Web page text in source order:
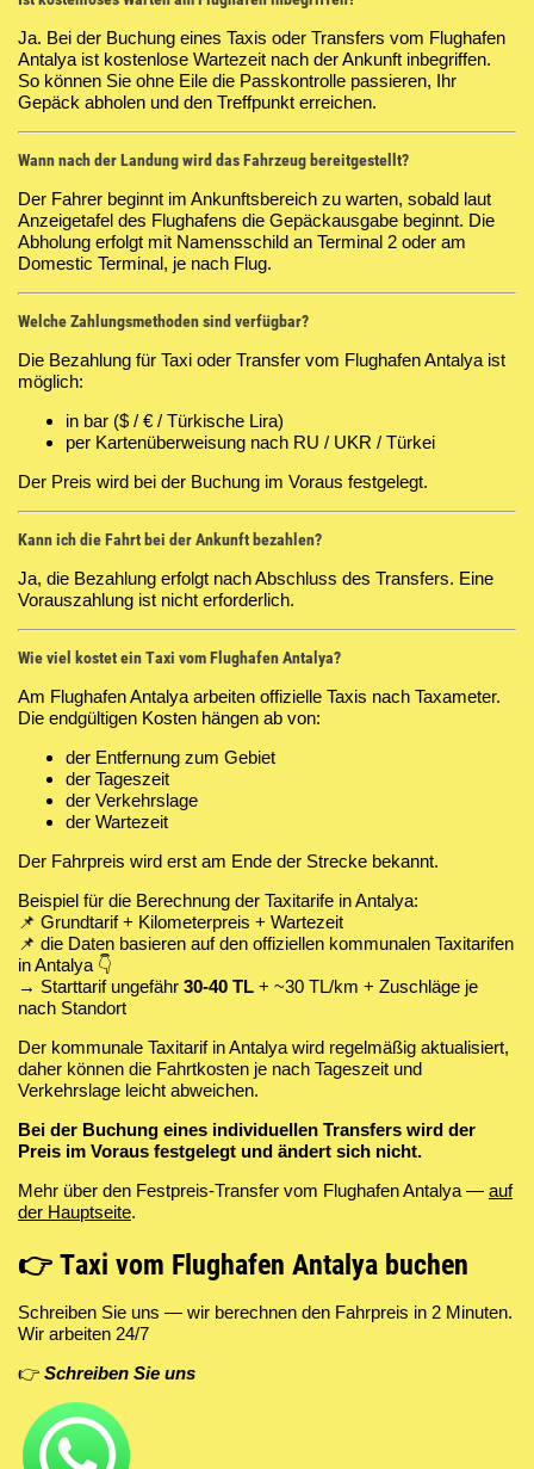
Ja. Bei der Buchung eines Taxis oder Transfers vom Flughafen
Antalya ist kostenlose Wartezeit nach der Ankunft inbegriffen.
So können Sie ohne Eile die Passkontrolle passieren, Ihr
Gepäck abholen und den Treffpunkt erreichen.
Wann nach der Landung wird das Fahrzeug bereitgestellt?
Der Fahrer beginnt im Ankunftsbereich zu warten, sobald laut
Anzeigetafel des Flughafens die Gepäckausgabe beginnt. Die
Abholung erfolgt mit Namensschild an Terminal 2 oder am
Domestic Terminal, je nach Flug.
Welche Zahlungsmethoden sind verfügbar?
Die Bezahlung für Taxi oder Transfer vom Flughafen Antalya ist
möglich:
in bar ($ / € / Türkische Lira)
per Kartenüberweisung nach RU / UKR / Türkei
Der Preis wird bei der Buchung im Voraus festgelegt.
Kann ich die Fahrt bei der Ankunft bezahlen?
Ja, die Bezahlung erfolgt nach Abschluss des Transfers. Eine
Vorauszahlung ist nicht erforderlich.
Wie viel kostet ein Taxi vom Flughafen Antalya?
Am Flughafen Antalya arbeiten offizielle Taxis nach Taxameter.
Die endgültigen Kosten hängen ab von:
der Entfernung zum Gebiet
der Tageszeit
der Verkehrslage
der Wartezeit
Der Fahrpreis wird erst am Ende der Strecke bekannt.
Beispiel für die Berechnung der Taxitarife in Antalya:
📌 Grundtarif + Kilometerpreis + Wartezeit
📌 die Daten basieren auf den offiziellen kommunalen Taxitarifen
in Antalya 👇
→ Starttarif ungefähr 30-40 TL + ~30 TL/km + Zuschläge je
nach Standort
Der kommunale Taxitarif in Antalya wird regelmäßig aktualisiert,
daher können die Fahrtkosten je nach Tageszeit und
Verkehrslage leicht abweichen.
Bei der Buchung eines individuellen Transfers wird der
Preis im Voraus festgelegt und ändert sich nicht.
Mehr über den Festpreis-Transfer vom Flughafen Antalya — auf
der Hauptseite.
👉 Taxi vom Flughafen Antalya buchen
Schreiben Sie uns — wir berechnen den Fahrpreis in 2 Minuten.
Wir arbeiten 24/7
👉 Schreiben Sie uns